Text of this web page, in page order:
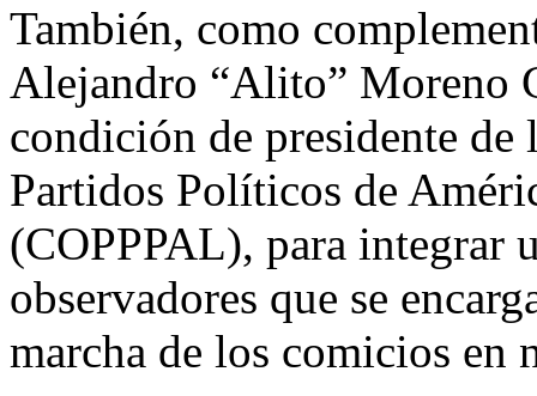
También, como
Alejandro “Alito” Moreno
condición de presidente de
Partidos Políticos de
(COPPPAL), para integrar
observadores que se
marcha de los comicios en